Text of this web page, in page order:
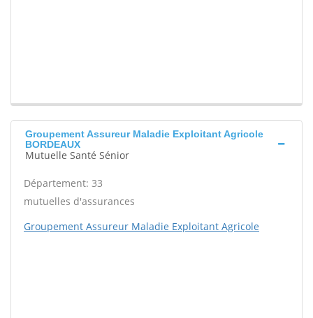
Groupement Assureur Maladie Exploitant Agricole
BORDEAUX
Mutuelle Santé Sénior
Département: 33
mutuelles d'assurances
Groupement Assureur Maladie Exploitant Agricole